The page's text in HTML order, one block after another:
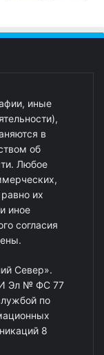
иные
в
об
Любое
их
иное
согласия
Север».
Эл № ФС 77
по
8